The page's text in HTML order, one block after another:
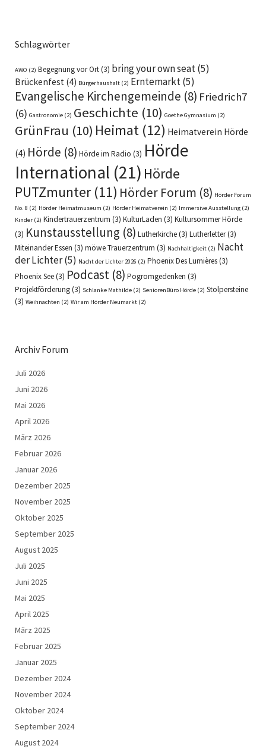
Schlagwörter
AWO (2) Begegnung vor Ort(3) bring your own seat(5)
Brückenfest (4) Bürgerhaushalt (2) Erntemarkt(5)
Evangelische Kirchengemeinde (8) Friedrich7
(6) Gastronomie (2) Geschichte (10) Goethe Gymnasium (2)
GrünFrau (10) Heimat (12) Heimatverein Hörde
(4) Hörde (8) Hörde im Radio (3) Hörde
International (21) Hörde
PUTZmunter(11) Hörder Forum (8) Hörder Forum
No. 8 (2) Hörder Heimatmuseum (2) Hörder Heimatverein (2) Immersive Ausstellung (2)
Kinder (2) Kindertrauerzentrum (3) KulturLaden (3) Kultursommer Hörde
(3) Kunstausstellung (8) Lutherkirche(3) Lutherletter(3)
Miteinander Essen (3) möwe Trauerzentrum (3) Nachhaltigkeit (2) Nacht
der Lichter(5) Nacht der Lichter 2026 (2) Phoenix Des Lumières(3)
Phoenix See(3) Podcast (8) Pogromgedenken (3)
Projektförderung(3) Schlanke Mathilde (2) SeniorenBüro Hörde (2) Stolpersteine
(3) Weihnachten (2) Wir am Hörder Neumarkt (2)
Archiv Forum
Juli 2026
Juni 2026
Mai 2026
April 2026
März 2026
Februar 2026
Januar 2026
Dezember 2025
November 2025
Oktober 2025
September 2025
August 2025
Juli 2025
Juni 2025
Mai 2025
April 2025
März 2025
Februar 2025
Januar 2025
Dezember 2024
November 2024
Oktober 2024
September 2024
August 2024